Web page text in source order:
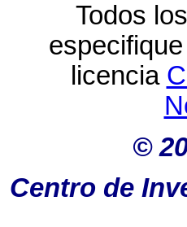
Todos
licencia
©
Centro de